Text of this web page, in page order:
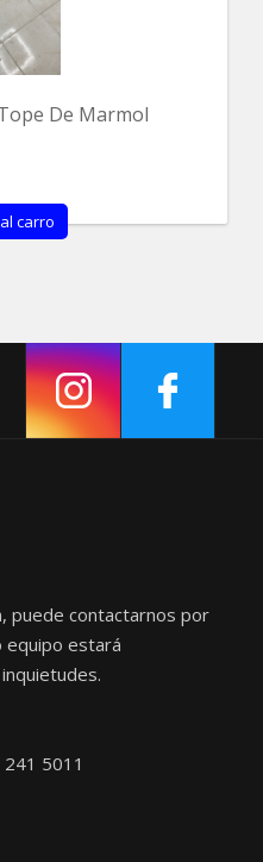
De Marmol
carro
puede contactarnos por
equipo estará
5011